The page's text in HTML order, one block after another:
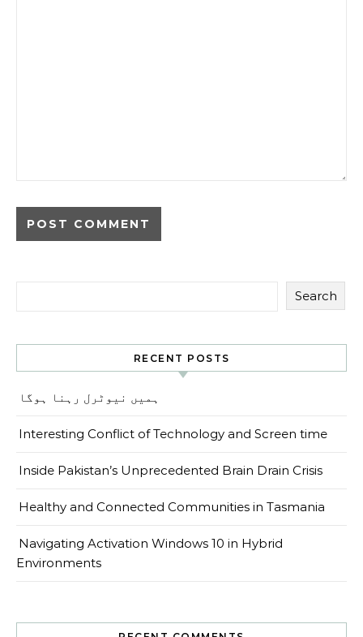
Search
RECENT POSTS
ہمیں نیوٹرل رہنا ہوگا
Interesting Conflict of Technology and Screen time
Inside Pakistan’s Unprecedented Brain Drain Crisis
Healthy and Connected Communities in Tasmania
Navigating Activation Windows 10 in Hybrid
Environments